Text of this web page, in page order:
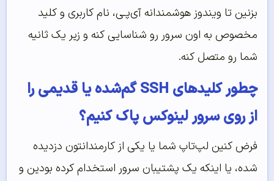
بزنین تا ویندوز هوشمندانه آی‌پـی، نام کاربری و کلید
مخصوص به اون سرور رو شناسایی کنه و زیر یک ثانیه
شما رو متصل کنه.
چطور کلیدهای SSH گم‌شده یا قدیمی را
از روی سرور لینوکس پاک کنیم؟
فرض کنین لپ‌تاپ شما یا یکی از کارمندانتون دزدیده
شده، یا اینکه یک پشتیبان سرور استخدام کرده بودین و